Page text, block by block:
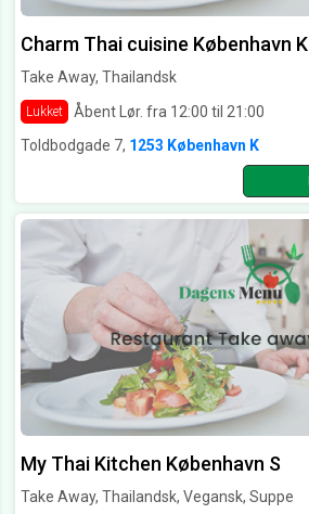
Charm Thai cuisine København K
Take Away, Thailandsk
Lukket Åbent Lør. fra 12:00 til 21:00
Toldbodgade 7, 1253 København K
My Thai Kitchen København S
Take Away, Thailandsk, Vegansk, Suppe